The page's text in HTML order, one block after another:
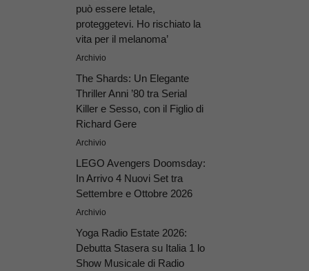
può essere letale,
proteggetevi. Ho rischiato la
vita per il melanoma’
Archivio
The Shards: Un Elegante
Thriller Anni ’80 tra Serial
Killer e Sesso, con il Figlio di
Richard Gere
Archivio
LEGO Avengers Doomsday:
In Arrivo 4 Nuovi Set tra
Settembre e Ottobre 2026
Archivio
Yoga Radio Estate 2026:
Debutta Stasera su Italia 1 lo
Show Musicale di Radio